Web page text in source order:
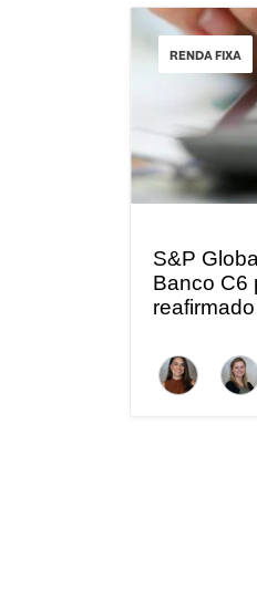
RENDA FIXA
S&P
Banco C6
reafirmado